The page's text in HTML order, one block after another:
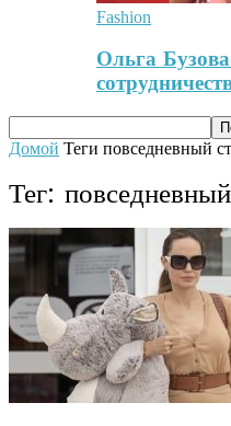
Fashion
Ольга
Домой Теги повседневный
Тег: